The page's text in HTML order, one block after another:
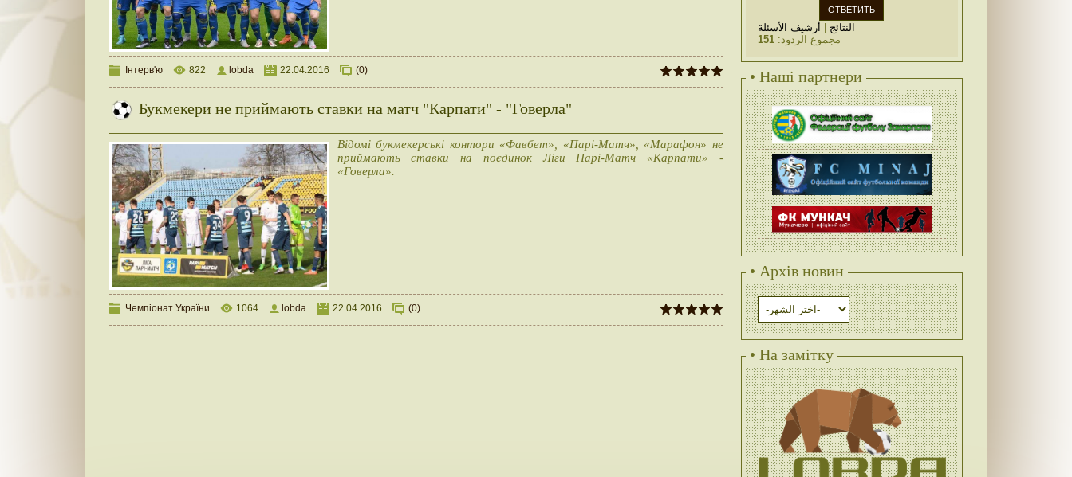
Інтерв'ю 822 lobda 22.04.2016 (0)
Букмекери не приймають ставки на матч "Карпати" - "Говерла"
Відомі букмекерські контори «Фавбет», «Парі-Матч», «Марафон» не
приймають ставки на поєдинок Ліги Парі-Матч «Карпати» -
«Говерла».
Чемпіонат України 1064 lobda 22.04.2016 (0)
النتائج
أرشيف الأسئلة
مجموع الردود:151
• Наші партнери
• Архів новин
• На замітку